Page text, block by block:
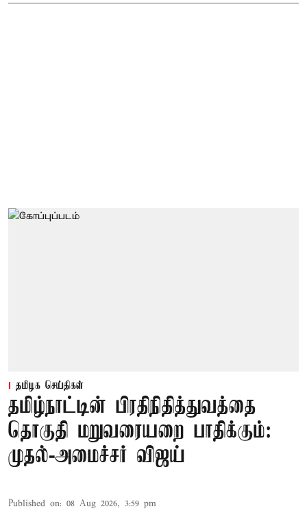
தமிழக செய்திகள்
தமிழ்நாட்டின் பிரதிநிதித்துவத்தை
தொகுதி மறுவரையறை பாதிக்கும்:
முதல்-அமைச்சர் விஜய்
Published on: 08 Aug 2026, 3:59 pm